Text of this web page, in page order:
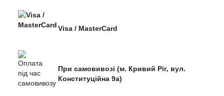
Visa / MasterCard
При самовивозі (м. Кривий Ріг, вул.
Конституційна 9а)